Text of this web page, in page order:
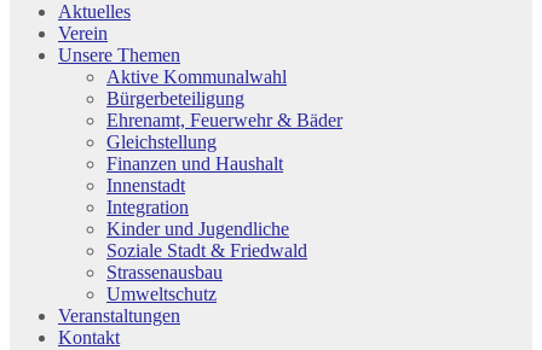
Aktuelles
Verein
Unsere Themen
Aktive Kommunalwahl
Bürgerbeteiligung
Ehrenamt, Feuerwehr & Bäder
Gleichstellung
Finanzen und Haushalt
Innenstadt
Integration
Kinder und Jugendliche
Soziale Stadt & Friedwald
Strassenausbau
Umweltschutz
Veranstaltungen
Kontakt